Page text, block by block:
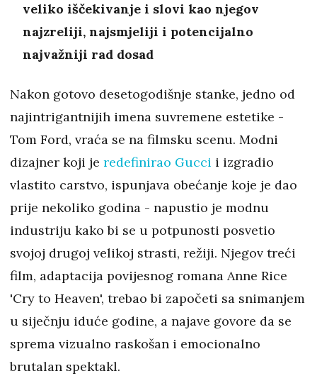
veliko iščekivanje i slovi kao njegov
najzreliji, najsmjeliji i potencijalno
najvažniji rad dosad
Nakon gotovo desetogodišnje stanke, jedno od
najintrigantnijih imena suvremene estetike -
Tom Ford, vraća se na filmsku scenu. Modni
dizajner koji je redefinirao Gucci i izgradio
vlastito carstvo, ispunjava obećanje koje je dao
prije nekoliko godina - napustio je modnu
industriju kako bi se u potpunosti posvetio
svojoj drugoj velikoj strasti, režiji. Njegov treći
film, adaptacija povijesnog romana Anne Rice
'Cry to Heaven', trebao bi započeti sa snimanjem
u siječnju iduće godine, a najave govore da se
sprema vizualno raskošan i emocionalno
brutalan spektakl.